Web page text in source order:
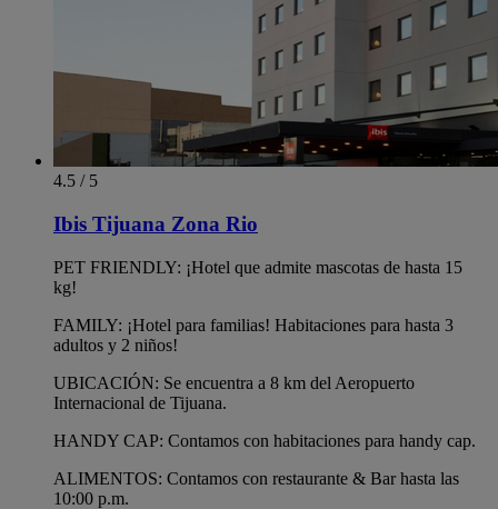
4.5 / 5
Ibis Tijuana Zona Rio
PET FRIENDLY: ¡Hotel que admite mascotas de hasta 15
kg!
FAMILY: ¡Hotel para familias! Habitaciones para hasta 3
adultos y 2 niños!
UBICACIÓN: Se encuentra a 8 km del Aeropuerto
Internacional de Tijuana.
HANDY CAP: Contamos con habitaciones para handy cap.
ALIMENTOS: Contamos con restaurante & Bar hasta las
10:00 p.m.